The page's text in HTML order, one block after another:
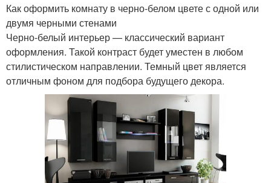
Как оформить комнату в черно-белом цвете с одной или
двумя черными стенами
Черно-белый интерьер — классический вариант
оформления. Такой контраст будет уместен в любом
стилистическом направлении. Темный цвет является
отличным фоном для подбора будущего декора.